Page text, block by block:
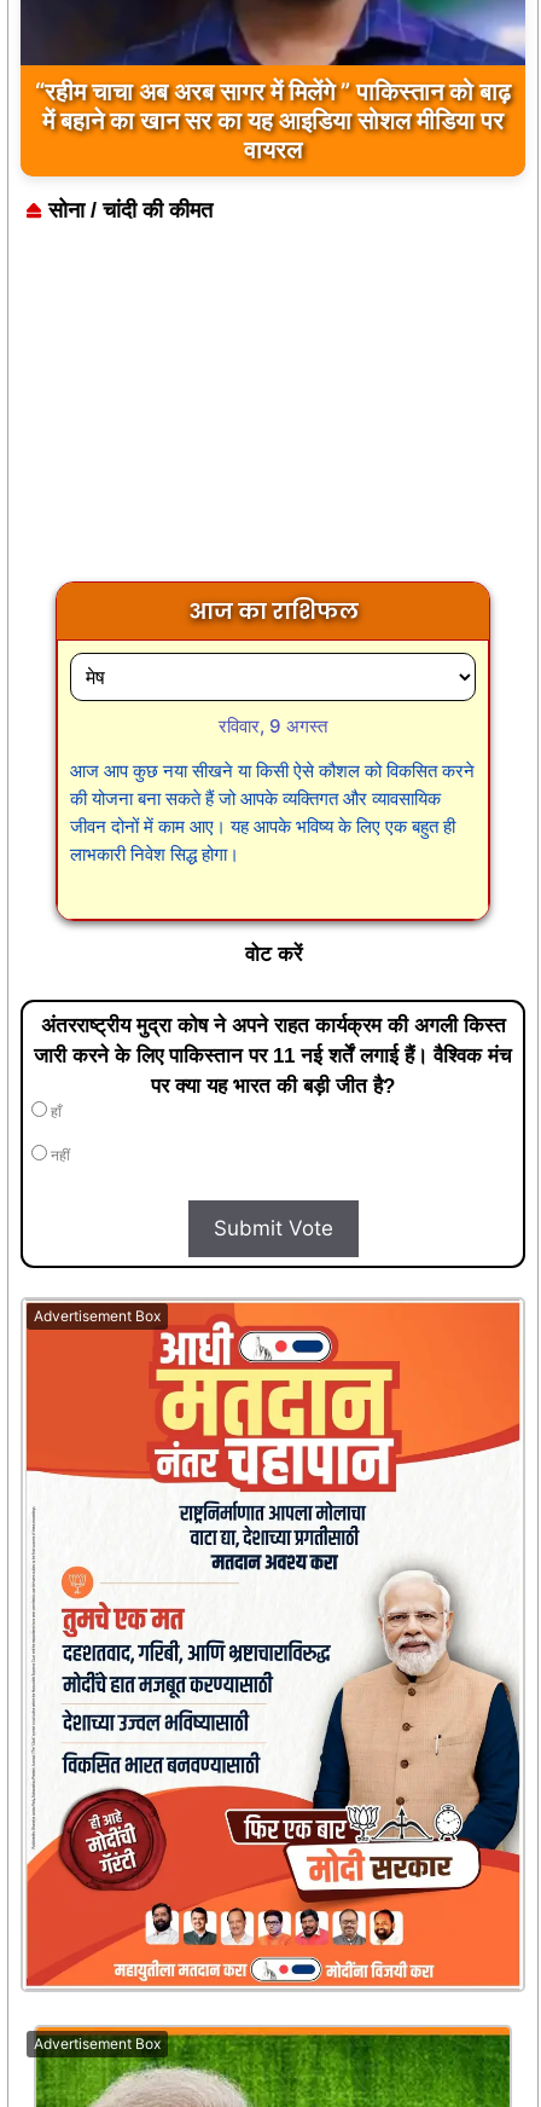
“रहीम चाचा अब अरब सागर में मिलेंगे ” पाकिस्तान को बाढ़
में बहाने का खान सर का यह आइडिया सोशल मीडिया पर
वायरल
सोना / चांदी की कीमत
आज का राशिफल
रविवार, 9 अगस्त
आज आप कुछ नया सीखने या किसी ऐसे कौशल को विकसित करने
की योजना बना सकते हैं जो आपके व्यक्तिगत और व्यावसायिक
जीवन दोनों में काम आए। यह आपके भविष्य के लिए एक बहुत ही
लाभकारी निवेश सिद्ध होगा।
वोट करें
अंतरराष्ट्रीय मुद्रा कोष ने अपने राहत कार्यक्रम की अगली किस्त
जारी करने के लिए पाकिस्तान पर 11 नई शर्तें लगाई हैं। वैश्विक मंच
पर क्या यह भारत की बड़ी जीत है?
हाँ
नहीं
Submit Vote
Advertisement Box
Advertisement Box